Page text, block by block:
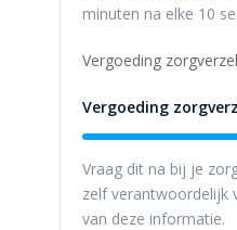
minuten na elke 10
Vergoeding
Vergoeding
Vraag dit na bij je
zelf verantwoordelijk
van deze informatie.